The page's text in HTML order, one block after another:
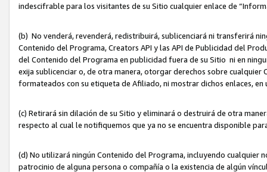
indescifrable para los visitantes de su Sitio cualquier enlace de
(b) No venderá, revenderá, redistribuirá, sublicenciará ni transferirá
Contenido del Programa, Creators API y las API de Publicidad del
del Contenido del Programa en publicidad fuera de su Sitio ni en
exija sublicenciar o, de otra manera, otorgar derechos sobre
formateados con su etiqueta de Afiliado, ni mostrar dichos enlaces,
(c) Retirará sin dilación de su Sitio y eliminará o destruirá de otra
respecto al cual le notifiquemos que ya no se encuentra disponible
(d) No utilizará ningún Contenido del Programa, incluyendo cualquier
patrocinio de alguna persona o compañía o la existencia de algún